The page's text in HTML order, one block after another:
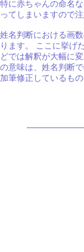
特に赤ちゃんの命名
ってしまいますので
姓名判断における画
ります。 ここに挙げ
どでは解釈が大幅に
の意味は、姓名判断
加筆修正しているもの